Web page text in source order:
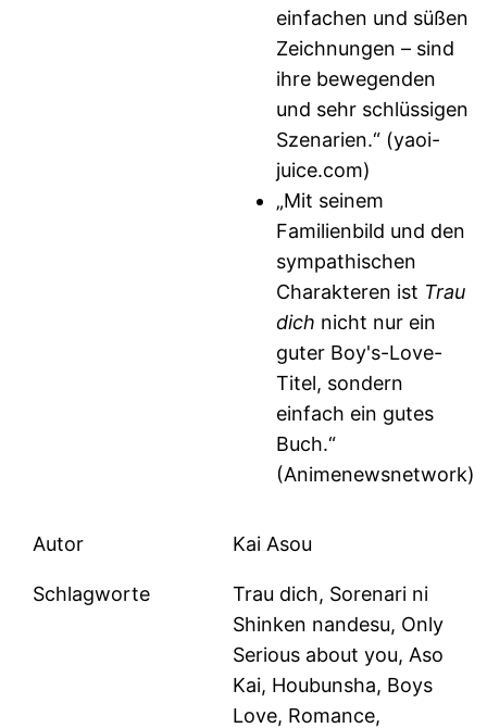
einfachen und süßen
Zeichnungen – sind
ihre bewegenden
und sehr schlüssigen
Szenarien.“ (yaoi-
juice.com)
„Mit seinem
Familienbild und den
sympathischen
Charakteren ist Trau
dich nicht nur ein
guter Boy's-Love-
Titel, sondern
einfach ein gutes
Buch.“
(Animenewsnetwork)
Autor Kai Asou
Schlagworte
Trau dich, Sorenari ni
Shinken nandesu, Only
Serious about you, Aso
Kai, Houbunsha, Boys
Love, Romance,